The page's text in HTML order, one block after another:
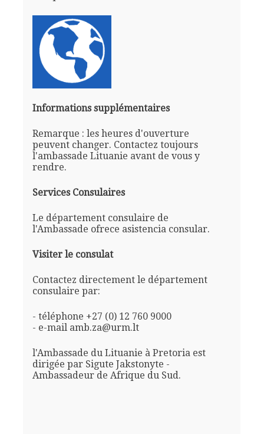
Informations supplémentaires
Remarque : les heures d'ouverture
peuvent changer. Contactez toujours
l'ambassade Lituanie avant de vous y
rendre.
Services Consulaires
Le département consulaire de
l'Ambassade ofrece asistencia consular.
Visiter le consulat
Contactez directement le département
consulaire par:
- téléphone +27 (0) 12 760 9000
- e-mail amb.za@urm.lt
l'Ambassade du Lituanie à Pretoria est
dirigée par Sigute Jakstonyte -
Ambassadeur de Afrique du Sud.